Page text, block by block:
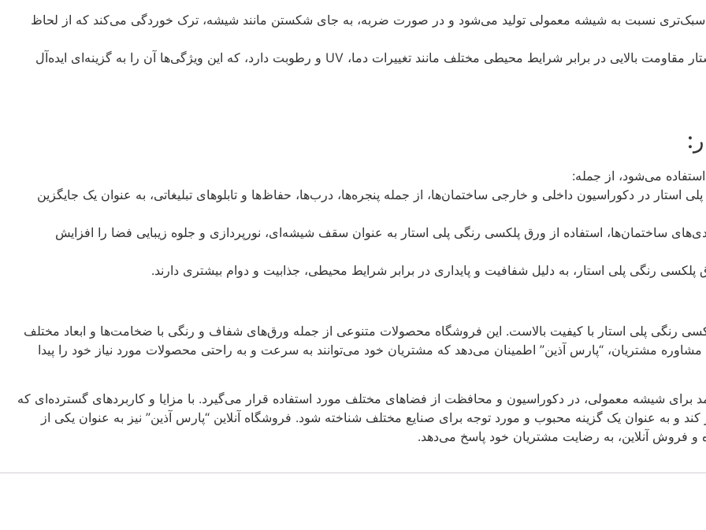
نسبت به شیشه معمولی تولید می‌شود و در صورت ضربه، به جای شکستن مانند شیشه، ترک خوردگی می‌کند که از لحاظ
4. **پایداری در برابر شرایط محیطی:** ورق پلکسی رنگی پلی استار مقاومت بالایی در برابر شرایط محیطی مختلف مانند تغییرات دما، UV و رطوبت دارد، که این ویژگی‌ها آن را به گزینه‌ای ایده‌آل
می‌شود، از جمله:
در دکوراسیون داخلی و خارجی ساختمان‌ها، از جمله پنجره‌ها، درب‌ها، حفاظ‌ها و تابلوهای تبلیغاتی، به عنوان یک جایگزین
ساختمان‌ها، استفاده از ورق پلکسی رنگی پلی استار به عنوان سقف شیشه‌ای، نورپردازی و جلوه زیبایی فضا را افزایش
پلکسی رنگی پلی استار با کیفیت بالاست. این فروشگاه محصولات متنوعی از جمله ورق‌های شفاف و رنگی با ضخامت‌ها و ابعاد مختلف
مشتریان، “پارس آذین” اطمینان می‌دهد که مشتریان خود می‌توانند به سرعت و به راحتی محصولات مورد نیاز خود را پیدا
برای شیشه معمولی، در دکوراسیون و محافظت از فضاهای مختلف مورد استفاده قرار می‌گیرد. با مزایا و کاربردهای گسترده‌ای که
و به عنوان یک گزینه محبوب و مورد توجه برای صنایع مختلف شناخته شود. فروشگاه آنلاین “پارس آذین” نیز به عنوان یکی از
و فروش آنلاین، به رضایت مشتریان خود پاسخ می‌دهد.